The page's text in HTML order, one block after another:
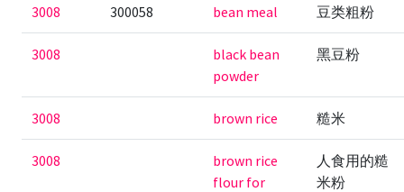
3008 300058 bean meal 豆类粗粉
3008
black bean
powder
黑豆粉
3008 brown rice 糙米
3008
brown rice
flour for
人食用的糙
米粉